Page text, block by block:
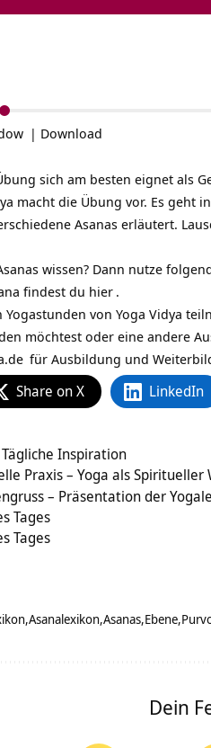
| Download
sich am besten eignet als
macht die Übung vor. Es geht
Asanas erläutert.
wissen? Dann nutze
findest du hier .
von Yoga Vidya
möchtest oder eine andere
für Ausbildung und
Share on X LinkedIn
Inspiration
Praxis – Yoga als Spiritueller
– Präsentation der
Tages
Tages
Asanalexikon Asanas Ebene
Dein